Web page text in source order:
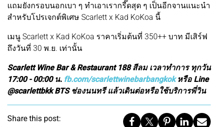
แถมยังกรอบนอกเบา ๆ ทำเอาเรากรี๊ดสุด ๆ เป็นอีกจานแนะนำ
สำหรับโปรเจกต์พิเศษ Scarlett x Kad KoKoa นี้
เมนู Scarlett x Kad KoKoa ราคาเริ่มต้นที่ 350++ บาท มีเสิร์ฟ
ถึงวันที่ 30 พ.ย. เท่านั้น
Scarlett Wine Bar & Restaurant 188 สีลม เวลาทำการ ทุกวัน
17:00 - 00:00 น. fb.com/scarlettwinebarbangkokหรือ Line
@scarlettbkk BTS ช่องนนทรี แล้วเดินต่อหรือใช้บริการพี่วิน
Share this post: